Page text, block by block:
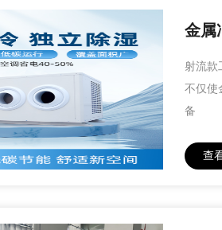
金属
射流款
不仅使
备
查